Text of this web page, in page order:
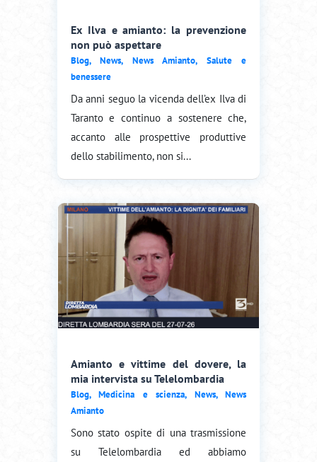
Ex Ilva e amianto: la prevenzione
non può aspettare
Blog,News, News Amianto, Salute e
benessere
Da anni seguo la vicenda dell’ex Ilva di
Taranto e continuo a sostenere che,
accanto alle prospettive produttive
dello stabilimento, non si...
Amianto e vittime del dovere, la
mia intervista su Telelombardia
Blog,Medicina e scienza, News,News
Amianto
Sono stato ospite di una trasmissione
su Telelombardia ed abbiamo